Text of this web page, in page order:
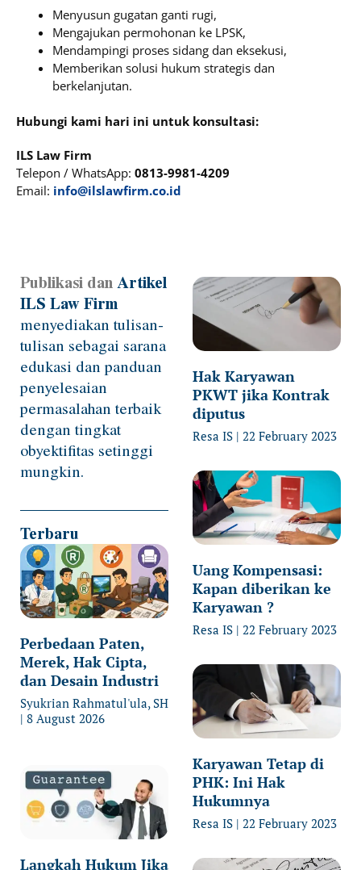
Menyusun gugatan ganti rugi,
Mengajukan permohonan ke LPSK,
Mendampingi proses sidang dan eksekusi,
Memberikan solusi hukum strategis dan
berkelanjutan.
Hubungi kami hari ini untuk konsultasi:
ILS Law Firm
Telepon / WhatsApp: 0813-9981-4209
Email: info@ilslawfirm.co.id
Publikasi danArtikel
ILS Law Firm
menyediakan tulisan-
tulisan sebagai sarana
edukasi dan panduan
penyelesaian
permasalahan terbaik
dengan tingkat
obyektifitas setinggi
mungkin.
Terbaru
Perbedaan Paten,
Merek, Hak Cipta,
dan Desain Industri
Syukrian Rahmatul'ula, SH
8 August 2026
Langkah Hukum Jika
Hak Karyawan
PKWT jika Kontrak
diputus
Resa IS 22 February 2023
Uang Kompensasi:
Kapan diberikan ke
Karyawan ?
Resa IS 22 February 2023
Karyawan Tetap di
PHK: Ini Hak
Hukumnya
Resa IS 22 February 2023
Page Page PagePage